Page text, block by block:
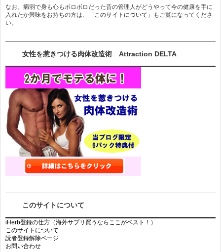
なお、病弱で身も心もボロボロだった昔の管理人がどうやって今の健康を手に
入れたか興味をお持ちの方は、
「このサイトについて」
もご覧になってくださ
い。
女性を惹きつける肉体改造術 Attraction DELTA
このサイトについて
iHerb登録の仕方（海外サプリ買うならここがベスト！）
このサイトについて
読者登録解除ページ
お問い合わせ